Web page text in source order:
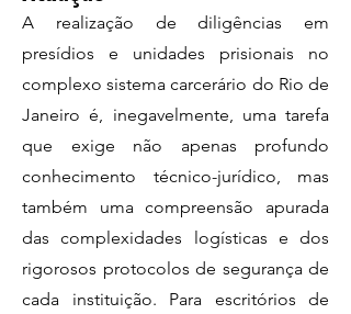
A realização de diligências em
presídios e unidades prisionais no
complexo sistema carcerário do Rio de
Janeiro é, inegavelmente, uma tarefa
que exige não apenas profundo
conhecimento técnico-jurídico, mas
também uma compreensão apurada
das complexidades logísticas e dos
rigorosos protocolos de segurança de
cada instituição. Para escritórios de